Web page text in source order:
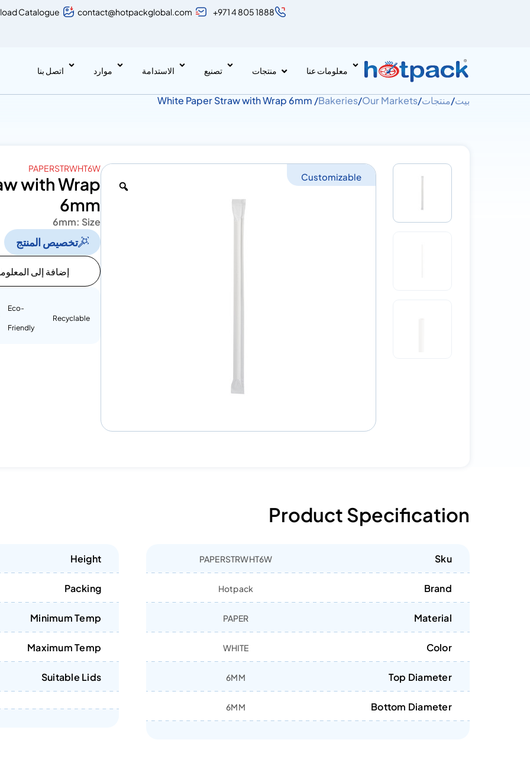
+971 4 805 1888
contact@hotpackglobal.com
Catalogue
معلومات عنا منتجات تصنيع الاستدامة موارد اتصل بنا
بيت/منتجات/
Our Markets
/
Bakeries
/ White Paper Straw with Wrap 6mm
Customizable
PAPERSTRWHT6W
with Wrap
6mm
Size :
6mm
تخصيص المنتج
إضافة إلى
Recyclable
Eco-
Friendly
Product Specification
Sku
PAPERSTRWHT6W
Brand
Hotpack
Material
PAPER
Color
WHITE
Top Diameter
6MM
Bottom Diameter
6MM
Height
Packing
Minimum Temp
Maximum Temp
Suitable Lids